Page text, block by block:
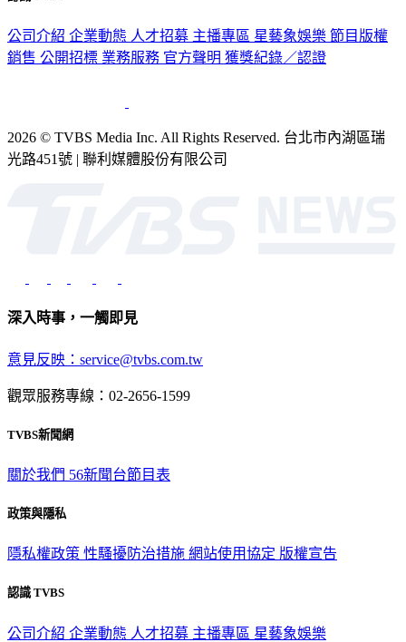
公司介紹 企業動態 人才招募 主播專區 星藝象娛樂 節目版權
銷售 公開招標 業務服務 官方聲明 獲獎紀錄／認證
2026 © TVBS Media Inc. All Rights Reserved. 台北市內湖區瑞
光路451號 | 聯利媒體股份有限公司
深入時事，一觸即見
意見反映：service@tvbs.com.tw
觀眾服務專線：02-2656-1599
TVBS新聞網
關於我們 56新聞台節目表
政策與隱私
隱私權政策 性騷擾防治措施 網站使用協定 版權宣告
認識 TVBS
公司介紹 企業動態 人才招募 主播專區 星藝象娛樂